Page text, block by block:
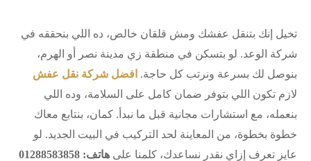
تخيل إنك بتنقل عفشك ومش قلقان خالص، ده اللي بنحققه في
شركة الوعد. لو بتسكن في منطقة زي مدينة نصر أو الهرم،
بنوصل لك بسرعة ونرتب كل حاجة. افضل شركة نقل عفش
لازم تكون اللي بتوفر ضمان كامل على السلامة، وده اللي
بنعمله، مع استشارات مجانية قبل ما نبدأ. كمان، بنتابع معاك
خطوة بخطوة، من المعاينة لحد التركيب في البيت الجديد. لو
عايز تعرف إزاي نقدر نساعدك، كلمنا على
هاتف: 01288583858